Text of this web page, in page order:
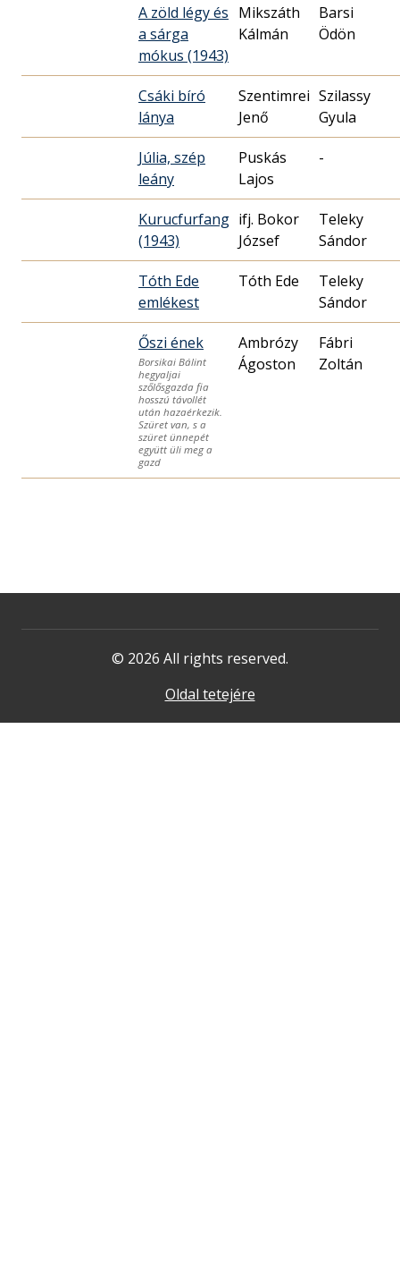
A zöld légy és
a sárga
mókus (1943)
Mikszáth
Kálmán
Barsi
Ödön
Csáki bíró
lánya
Szentimrei
Jenő
Szilassy
Gyula
Júlia, szép
leány
Puskás
Lajos
-
Kurucfurfang
(1943)
ifj. Bokor
József
Teleky
Sándor
Tóth Ede
emlékest
Tóth Ede
Teleky
Sándor
Őszi ének
Borsikai Bálint
hegyaljai
szőlősgazda fia
hosszú távollét
után hazaérkezik.
Szüret van, s a
szüret ünnepét
együtt üli meg a
gazd
Ambrózy
Ágoston
Fábri
Zoltán
© 2026 All rights reserved.
Oldal tetejére